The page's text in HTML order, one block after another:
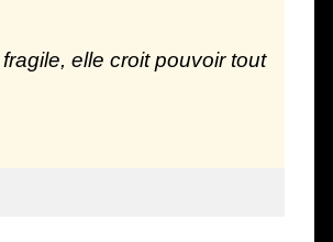
elle croit pouvoir tout